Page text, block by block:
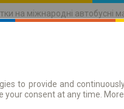
на міжнародні автобусні
to provide and
your consent at any time.